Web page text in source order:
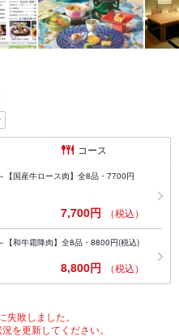
コース
国産牛ロース肉】全8品・7700円
7,700円 （税込）
和牛霜降肉】全8品・8800円(税込)
8,800円 （税込）
失敗しました。
を更新してください。